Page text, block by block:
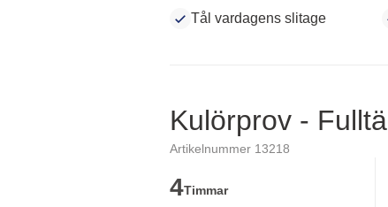
Tål vardagens slitage
Kulörprov -
Artikelnummer 13218
4Timmar